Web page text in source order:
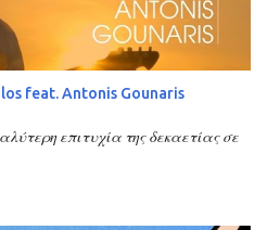
feat. Antonis Gounaris
επιτυχία της δεκαετίας σε